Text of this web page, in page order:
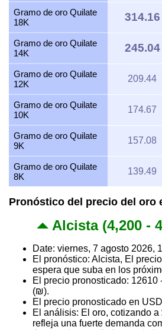
Gramo de oro Quilate
18K
314.16
Gramo de oro Quilate
14K
245.04
Gramo de oro Quilate
12K
209.44
Gramo de oro Quilate
10K
174.67
Gramo de oro Quilate
9K
157.08
Gramo de oro Quilate
8K
139.49
Pronóstico del precio del oro
Alcista (4,200 -
Date: viernes, 7 agosto 2026,
El pronóstico: Alcista, El
espera que suba en los
El precio pronosticado: 12610
(₪).
El precio pronosticado en
El análisis: El oro, cotizando
refleja una fuerte demanda